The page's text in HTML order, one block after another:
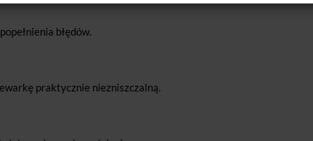
błędów.
praktycznie niezniszczalną.